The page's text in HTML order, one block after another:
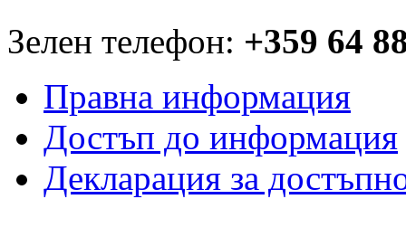
Зелен телефон: +359 64
Правна информация
Достъп до информация
Декларация за